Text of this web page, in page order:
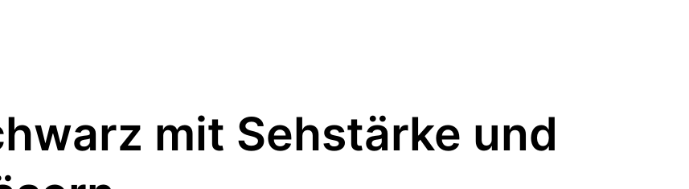
mit Sehstärke und